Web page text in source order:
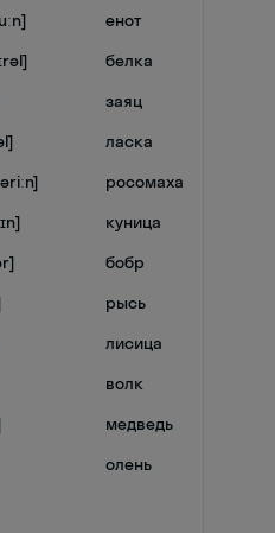
енот
белка
заяц
ласка
росомаха
куница
бобр
рысь
лисица
волк
медведь
олень